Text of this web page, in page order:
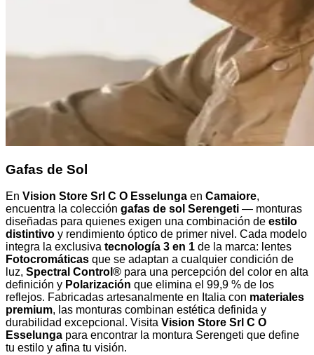
Gafas de Sol
En Vision Store Srl C O Esselunga en Camaiore,
encuentra la colección gafas de sol Serengeti — monturas
diseñadas para quienes exigen una combinación de estilo
distintivo y rendimiento óptico de primer nivel. Cada modelo
integra la exclusiva tecnología 3 en 1 de la marca: lentes
Fotocromáticas que se adaptan a cualquier condición de
luz, Spectral Control® para una percepción del color en alta
definición y Polarización que elimina el 99,9 % de los
reflejos. Fabricadas artesanalmente en Italia con materiales
premium, las monturas combinan estética definida y
durabilidad excepcional. Visita Vision Store Srl C O
Esselunga para encontrar la montura Serengeti que define
tu estilo y afina tu visión.